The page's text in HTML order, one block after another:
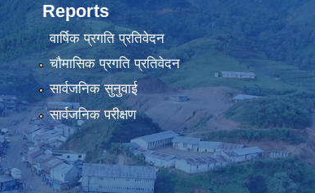
Reports
वार्षिक प्रगति प्रतिवेदन
चौमासिक प्रगति प्रतिवेदन
सार्वजनिक सुनुवाई
सार्वजनिक परीक्षण